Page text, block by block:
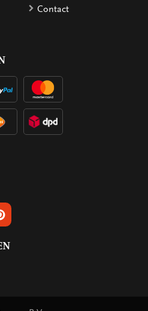
Contact
OP LINKEDIN
ONS OP PINTEREST